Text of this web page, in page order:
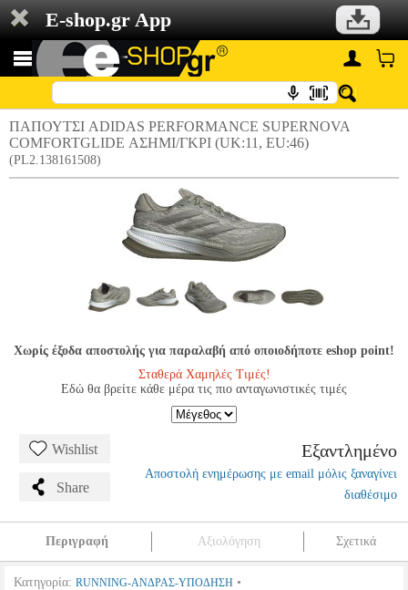
E-shop.gr App
ΠΑΠΟΥΤΣΙ ADIDAS PERFORMANCE SUPERNOVA
COMFORTGLIDE ΑΣΗΜΙ/ΓΚΡΙ (UK:11, EU:46)
(PL2.138161508)
Χωρίς έξοδα αποστολής για παραλαβή από οποιοδήποτε eshop point!
Σταθερά Χαμηλές Τιμές!
Εδώ θα βρείτε κάθε μέρα τις πιο ανταγωνιστικές τιμές
Wishlist
Share
Εξαντλημένο
Αποστολή ενημέρωσης με email μόλις ξαναγίνει
διαθέσιμο
Περιγραφή Αξιολόγηση Σχετικά
Κατηγορία: RUNNING-ΑΝΔΡΑΣ-ΥΠΟΔΗΣΗ •